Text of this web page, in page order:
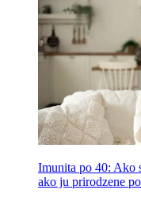
Imunita po 40: Ako
ako ju prirodzene